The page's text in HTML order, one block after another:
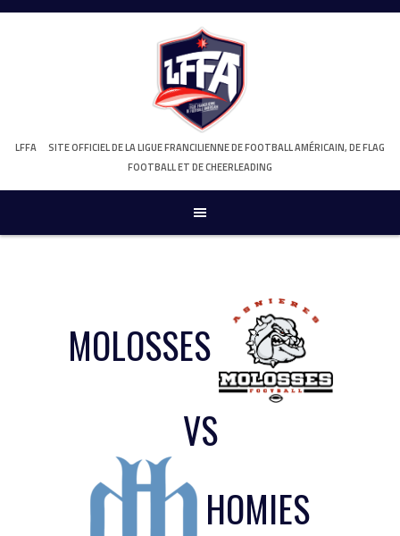
Skip
LFFA
SITE OFFICIEL DE LA LIGUE FRANCILIENNE DE FOOTBALL AMÉRICAIN, DE FLAG
FOOTBALL ET DE CHEERLEADING
MOLOSSES
VS
HOMIES